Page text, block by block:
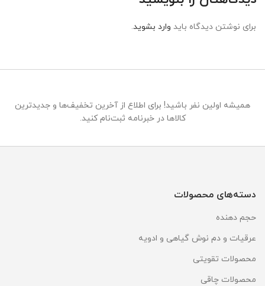
برای نوشتن دیدگاه باید وارد بشوید.
همیشه اولین نفر باشید! برای اطلاع از آخرین تخفیف‌ها و جدیدترین
کالاها در خبرنامه ثبت‌نام کنید.
دسته‌های محصولات
حجم دهنده
عرقیات و دم نوش گیاهی و ادویه
محصولات تقویتی
محصولات چاقی